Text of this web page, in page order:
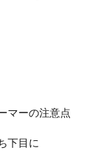
マーの注意点
下目に